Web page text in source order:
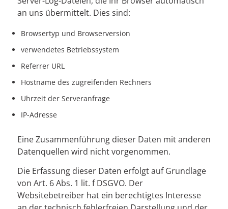
an uns übermittelt. Dies sind:
Browsertyp und Browserversion
verwendetes Betriebssystem
Referrer URL
Hostname des zugreifenden Rechners
Uhrzeit der Serveranfrage
IP-Adresse
Eine Zusammenführung dieser Daten mit anderen
Datenquellen wird nicht vorgenommen.
Die Erfassung dieser Daten erfolgt auf Grundlage
von Art. 6 Abs. 1 lit. f DSGVO. Der
Websitebetreiber hat ein berechtigtes Interesse